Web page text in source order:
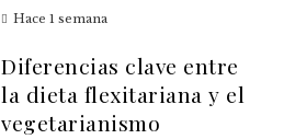
Hace 1 semana
Diferencias clave entre
la dieta flexitariana y el
vegetarianismo